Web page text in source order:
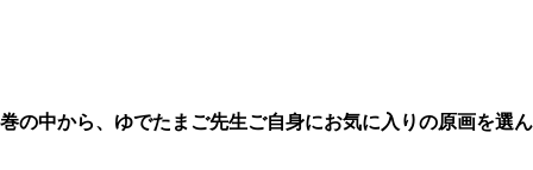
の中から、ゆでたまご先生ご自身にお気に入りの原画を選ん